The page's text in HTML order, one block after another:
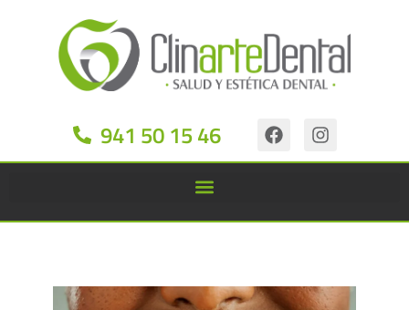
941 50 15 46